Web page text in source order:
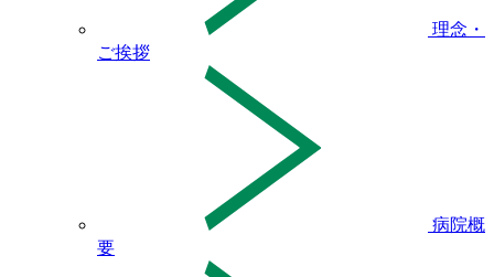
理念・
ご挨拶
病院概
要